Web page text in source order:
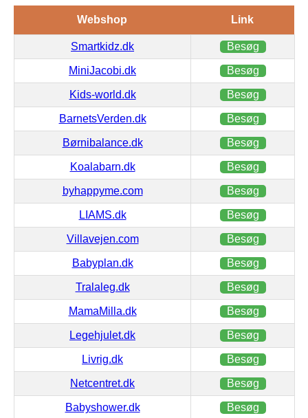
Webshop Link
Smartkidz.dk Besøg
MiniJacobi.dk Besøg
Kids-world.dk Besøg
BarnetsVerden.dk Besøg
Børnibalance.dk Besøg
Koalabarn.dk Besøg
byhappyme.com Besøg
LIAMS.dk Besøg
Villavejen.com Besøg
Babyplan.dk Besøg
Tralaleg.dk Besøg
MamaMilla.dk Besøg
Legehjulet.dk Besøg
Livrig.dk Besøg
Netcentret.dk Besøg
Babyshower.dk Besøg